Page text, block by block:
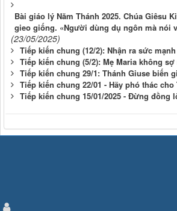
Bài giáo lý Năm Thánh 2025. Chúa Giêsu
gieo giống. «Người dùng dụ ngôn mà nói
(23/05/2025)
Tiếp kiến chung (12/2): Nhận ra sức
Tiếp kiến chung (5/2): Mẹ Maria không
Tiếp kiến chung 29/1: Thánh Giuse biến
Tiếp kiến chung 22/01 - Hãy phó thác
Tiếp kiến chung 15/01/2025 - Đừng đồng